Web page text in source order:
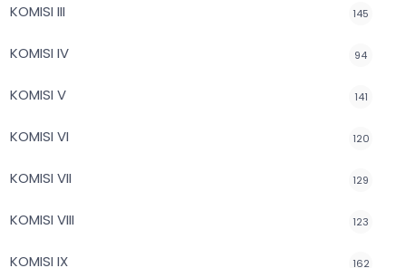
KOMISI III 145
KOMISI IV 94
KOMISI V 141
KOMISI VI 120
KOMISI VII 129
KOMISI VIII 123
KOMISI IX 162